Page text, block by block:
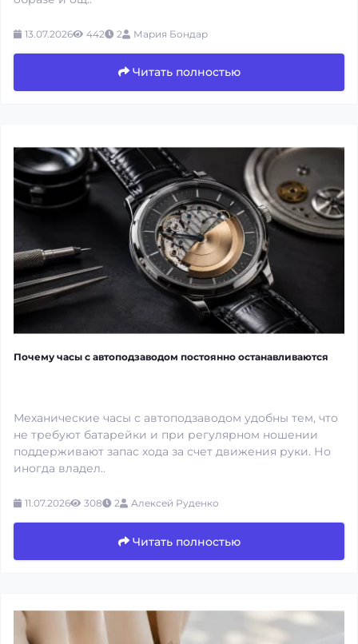
13.07.2026 442 2 Мария Бондар
Читать полностью
Почему часы с автоподзаводом постоянно останавливаются
Механические часы с автоподзаводом удобны тем, что
не требуют батарейки и при регулярном ношении
поддерживают запас хода за счет движения руки. Но
иногда владел..
11.07.2026 308 2 Алексей Руденко
Читать полностью